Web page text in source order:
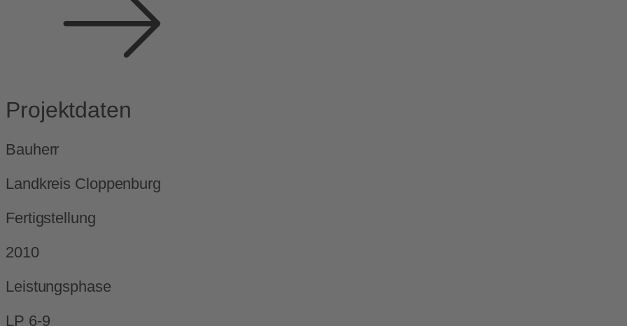
Projektdaten
Bauherr
Landkreis Cloppenburg
Fertigstellung
2010
Leistungsphase
LP 6-9